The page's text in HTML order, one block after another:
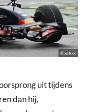
© xpb.cc
uit tijdens
dan hij,